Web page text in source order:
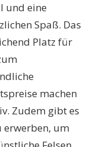
und eine
Spaß. Das
Platz für
machen
Zudem gibt es
um